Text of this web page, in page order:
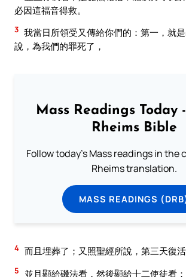
必因這福音得救。
3 我當日所領受又傳給你們的：第一，就
說，為我們的罪死了，
Mass Readings Today
Rheims Bible
Follow today's Mass readings in the
Rheims translation.
MASS READINGS
4 而且埋葬了；又照聖經所說，第三天復活
5 並且顯給磯法看，然後顯給十二使徒看；